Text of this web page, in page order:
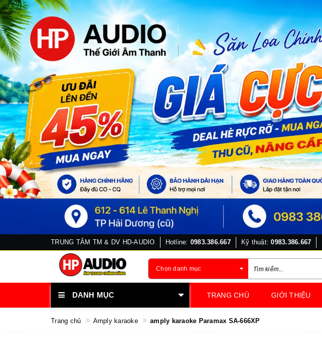
TRUNG TÂM TM & DV HD-AUDIO Hotline: 0983.386.667 Kỹ thuật:0983.386.667
Chọn danh mục
DANH MỤC TRANG CHỦ GIỚI THIỆU
Trang chủ Amply karaoke amply karaoke Paramax SA-666XP